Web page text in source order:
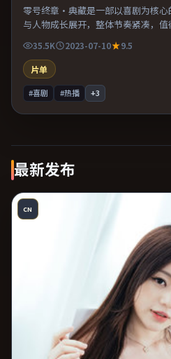
零号终章·典藏是一部以喜剧为核
与人物成长展开，整体节奏紧凑，值
35.5K 2023-07-10
9.5
片单
#喜剧 #热播 +3
最新发布
CN